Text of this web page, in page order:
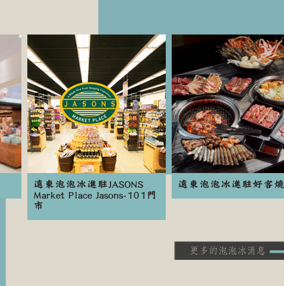
遠東泡泡冰進駐JASONS
Market Place Jasons-101門
市
遠東泡泡冰進駐好客
更多的泡泡冰消息